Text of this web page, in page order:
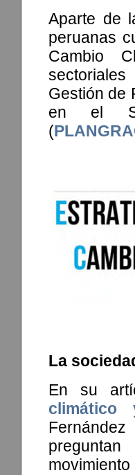
Aparte de
peruanas
Cambio
Gestión de
en el
(
La
En su
climático